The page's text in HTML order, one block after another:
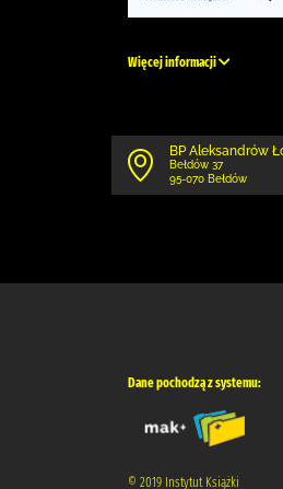
Więcej informacji
BP Aleksandrów
Bełdów 37
95-070 Bełdów
Dane pochodzą z systemu:
© 2019 Instytut Książki